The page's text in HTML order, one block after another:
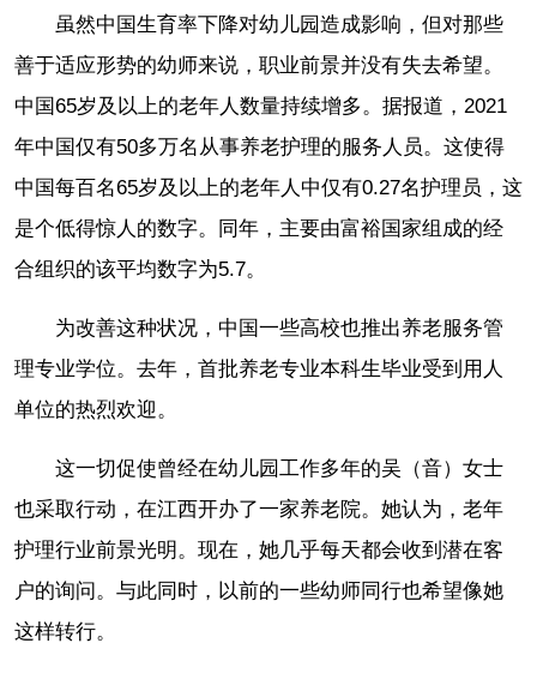
虽然中国生育率下降对幼儿园造成影响，但对那些
善于适应形势的幼师来说，职业前景并没有失去希望。
中国65岁及以上的老年人数量持续增多。据报道，2021
年中国仅有50多万名从事养老护理的服务人员。这使得
中国每百名65岁及以上的老年人中仅有0.27名护理员，这
是个低得惊人的数字。同年，主要由富裕国家组成的经
合组织的该平均数字为5.7。
为改善这种状况，中国一些高校也推出养老服务管
理专业学位。去年，首批养老专业本科生毕业受到用人
单位的热烈欢迎。
这一切促使曾经在幼儿园工作多年的吴（音）女士
也采取行动，在江西开办了一家养老院。她认为，老年
护理行业前景光明。现在，她几乎每天都会收到潜在客
户的询问。与此同时，以前的一些幼师同行也希望像她
这样转行。